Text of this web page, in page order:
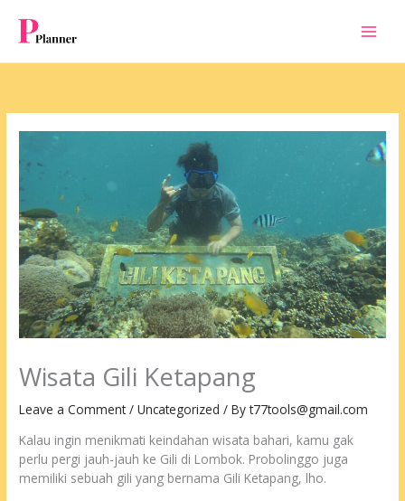
content
Wisata Gili Ketapang
Leave a Comment /Uncategorized / Byt77tools@gmail.com
Kalau ingin menikmati keindahan wisata bahari, kamu gak
perlu pergi jauh-jauh ke Gili di Lombok. Probolinggo juga
memiliki sebuah gili yang bernama Gili Ketapang, lho.